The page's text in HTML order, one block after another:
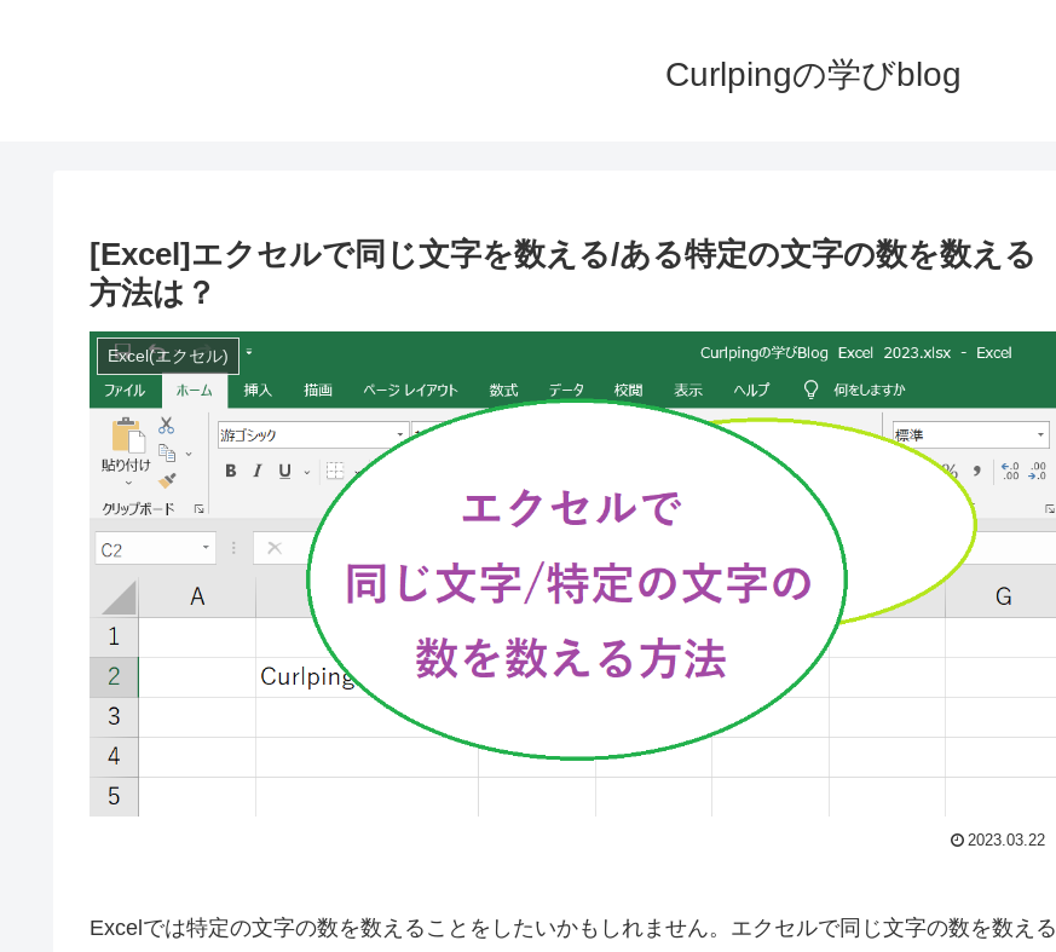
Curlpingの学びblog
[Excel]エクセルで同じ文字を数える/ある特定の文字の数を数える
方法は？
Excel(エクセル)
2023.03.22
Excelでは特定の文字の数を数えることをしたいかもしれません。エクセルで同じ文字の数を数える